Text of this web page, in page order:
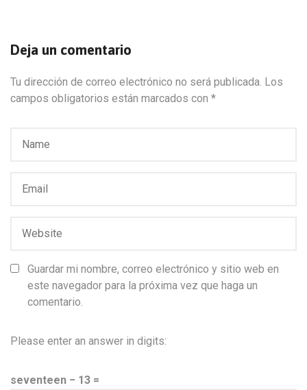
Deja un comentario
Tu dirección de correo electrónico no será publicada. Los
campos obligatorios están marcados con *
Guardar mi nombre, correo electrónico y sitio web en
este navegador para la próxima vez que haga un
comentario.
Please enter an answer in digits:
seventeen − 13 =